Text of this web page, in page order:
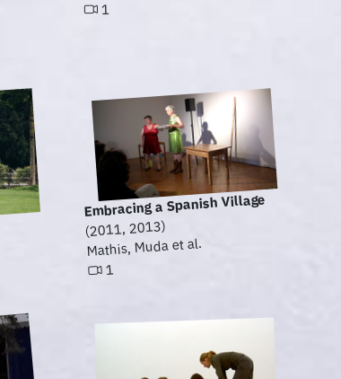
1
Embracing a Spanish Village
(2011, 2013)
Mathis, Muda et al.
1